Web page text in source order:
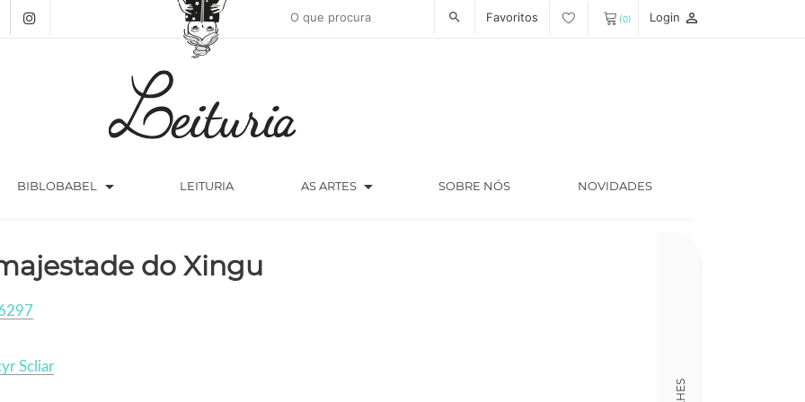
search Favoritos (0) Login person_outline
BIBLOBABEL arrow_drop_down LEITURIA AS ARTES arrow_drop_down SOBRE NÓS NOVIDADES
do Xingu
Scliar